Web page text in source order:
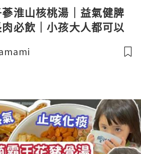
淮山核桃湯｜益氣健脾
肉必飲｜小孩大人都可以